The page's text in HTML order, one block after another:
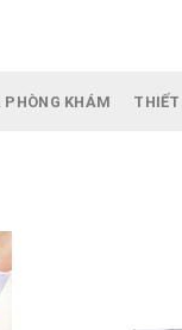
PHÒNG KHÁM